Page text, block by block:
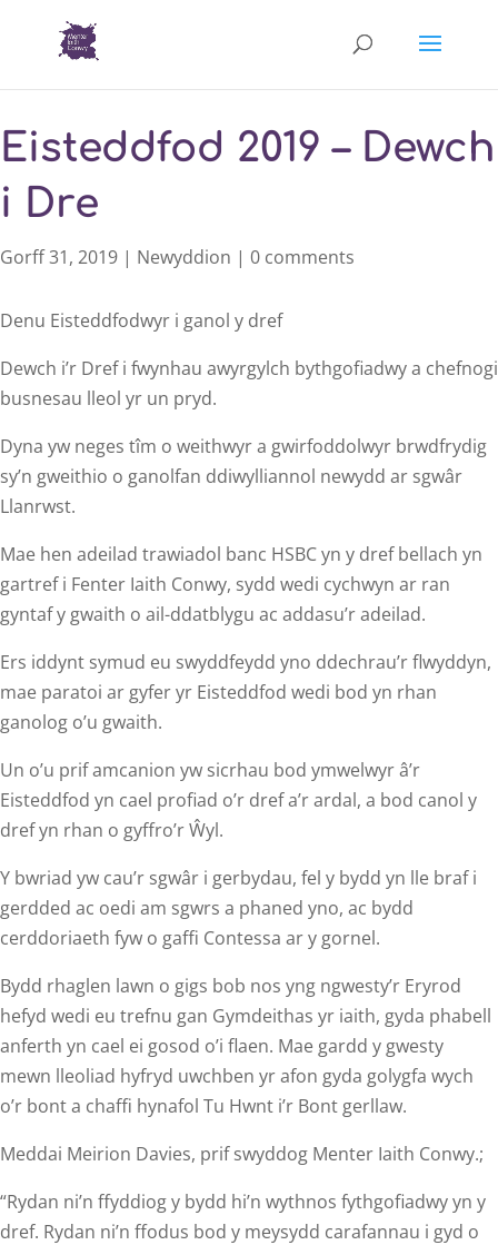
Eisteddfod 2019 – Dewch
i Dre
Gorff 31, 2019 | Newyddion | 0 comments
Denu Eisteddfodwyr i ganol y dref
Dewch i’r Dref i fwynhau awyrgylch bythgofiadwy a chefnogi
busnesau lleol yr un pryd.
Dyna yw neges tîm o weithwyr a gwirfoddolwyr brwdfrydig
sy’n gweithio o ganolfan ddiwylliannol newydd ar sgwâr
Llanrwst.
Mae hen adeilad trawiadol banc HSBC yn y dref bellach yn
gartref i Fenter Iaith Conwy, sydd wedi cychwyn ar ran
gyntaf y gwaith o ail-ddatblygu ac addasu’r adeilad.
Ers iddynt symud eu swyddfeydd yno ddechrau’r flwyddyn,
mae paratoi ar gyfer yr Eisteddfod wedi bod yn rhan
ganolog o’u gwaith.
Un o’u prif amcanion yw sicrhau bod ymwelwyr â’r
Eisteddfod yn cael profiad o’r dref a’r ardal, a bod canol y
dref yn rhan o gyffro’r Ŵyl.
Y bwriad yw cau’r sgwâr i gerbydau, fel y bydd yn lle braf i
gerdded ac oedi am sgwrs a phaned yno, ac bydd
cerddoriaeth fyw o gaffi Contessa ar y gornel.
Bydd rhaglen lawn o gigs bob nos yng ngwesty’r Eryrod
hefyd wedi eu trefnu gan Gymdeithas yr iaith, gyda phabell
anferth yn cael ei gosod o’i flaen. Mae gardd y gwesty
mewn lleoliad hyfryd uwchben yr afon gyda golygfa wych
o’r bont a chaffi hynafol Tu Hwnt i’r Bont gerllaw.
Meddai Meirion Davies, prif swyddog Menter Iaith Conwy.;
“Rydan ni’n ffyddiog y bydd hi’n wythnos fythgofiadwy yn y
dref. Rydan ni’n ffodus bod y meysydd carafannau i gyd o